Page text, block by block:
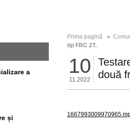
a
și
Prima pagină »
tip FRC 2T.
10
11.2022
două